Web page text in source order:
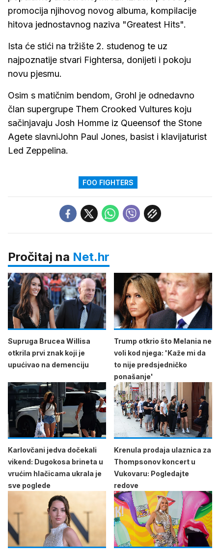
promocija njihovog novog albuma, kompilacije
hitova jednostavnog naziva "Greatest Hits".
Ista će stići na tržište 2. studenog te uz
najpoznatije stvari Fightersa, donijeti i pokoju
novu pjesmu.
Osim s matičnim bendom, Grohl je odnedavno
član supergrupe Them Crooked Vultures koju
sačinjavaju Josh Homme iz Queensof the Stone
Agete slavniJohn Paul Jones, basist i klavijaturist
Led Zeppelina.
FOO FIGHTERS
Pročitaj na Net.hr
Supruga Brucea Willisa
otkrila prvi znak koji je
upućivao na demenciju
Trump otkrio što Melania ne
voli kod njega: 'Kaže mi da
to nije predsjedničko
ponašanje'
Karlovčani jedva dočekali
vikend: Dugokosa brineta u
vrućim hlačicama ukrala je
sve poglede
Krenula prodaja ulaznica za
Thompsonov koncert u
Vukovaru: Pogledajte
redove